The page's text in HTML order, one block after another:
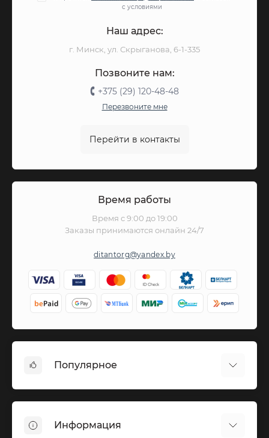
с условиями
Наш адрес:
г. Минск, ул. Скрыганова, 6-1-335
Позвоните нам:
+375 (29) 120-48-48
Перезвоните мне
Перейти в контакты
Время работы
Время с 9:00 до 19:00
Заказы принимаются онлайн 24/7
ditantorg@yandex.by
Популярное
Вазы серебро
Информация